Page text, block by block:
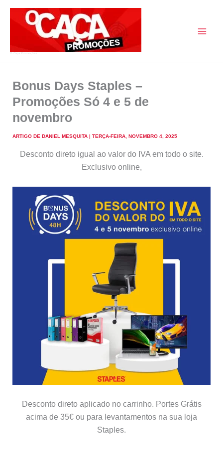
Bonus Days Staples –
Promoções Só 4 e 5 de
novembro
ARTIGO DE DANIEL MESQUITA | TERÇA-FEIRA, NOVEMBRO 4, 2025
Desconto direto igual ao valor do IVA em todo o site.
Exclusivo online,
Desconto direto aplicado no carrinho. Portes Grátis
acima de 35€ ou para levantamentos na sua loja
Staples.